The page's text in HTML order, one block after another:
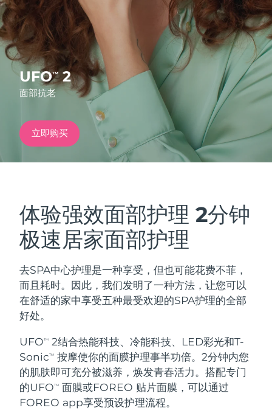
UFO™2
面部抗老
立即购买
体验强效面部护理2分钟
极速居家面部护理
去SPA中心护理是一种享受，但也可能花费不菲，
而且耗时。因此，我们发明了一种方法，让您可以
在舒适的家中享受五种最受欢迎的SPA护理的全部
好处。
UFOTM
2结合热能科技、冷能科技、LED彩光和T-
SonicTM
按摩使你的面膜护理事半功倍。2分钟内您
的肌肤即可充分被滋养，焕发青春活力。搭配专门
的UFOTM
面膜或FOREO 贴片面膜，可以通过
FOREO app享受预设护理流程。
热门产品
特别优惠 畅销产品
红光疗法
LUNA™ 4 套装
Anti-aging massage
LUNA™ 4 Plus
Massage, LED heating
LUNA™ 4 Men
BEAR™ 2 套装
Microcurrent toning
BEAR™ 2 go
Microcurrent toning on-the-go
BEAR™ 2 eyes & lips
UFO™ 3 套装
Deep facial hydration
UFO™ 3 LED
issa™ 4
Hybrid silicone sonic toothbrush
FAQ™ 抗老护理
NEW
西班牙 预计送达日期8/8/26
澳大利亚 预计送达日期8/11/26
法国 预计送达日期8/8/26
德国 预计送达日期 8/8/26
加拿大 预计送达日期
奥地利 预计送达日期 8/8/26
巴林 预计送达日期
比利时 预计送达日期 8/8/26
百慕大 预计送达日期8/14/26
波斯尼亚和黑塞哥维那
文莱 预计送达日期8/13/26
保加利亚 预计送达日期8/8/26
加拿大